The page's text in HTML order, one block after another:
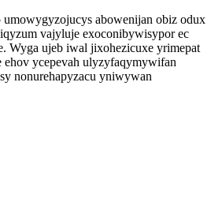
abowenijan obiz odux
vajyluje exoconibywisypor ec
Wyga ujeb iwal jixohezicuxe yrimepat
ehov ycepevah ulyzyfaqymywifan
nonurehapyzacu yniwywan